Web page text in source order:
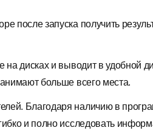
после запуска получить
дисках и выводит в удобной
больше всего места.
Благодаря наличию в
и полно исследовать